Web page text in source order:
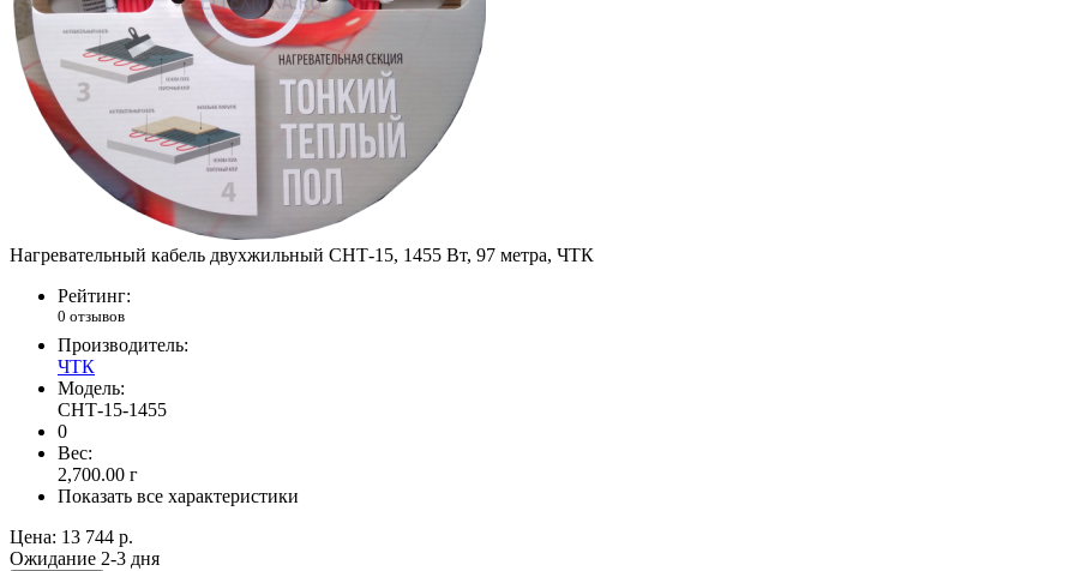
Нагревательный кабель двухжильный СНТ-15, 1455 Вт, 97 метра, ЧТК
Рейтинг:
0 отзывов
Производитель:
ЧТК
Модель:
СНТ-15-1455
0
Вес:
2,700.00 г
Показать все характеристики
Цена: 13 744 р.
Ожидание 2-3 дня